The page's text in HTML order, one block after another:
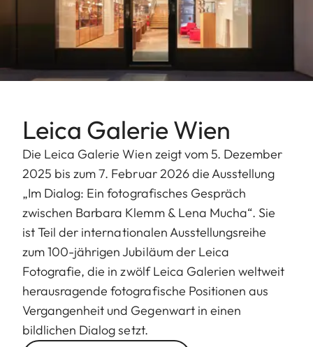
Leica Galerie Wien
Die Leica Galerie Wien zeigt vom 5. Dezember
2025 bis zum 7. Februar 2026 die Ausstellung
„Im Dialog: Ein fotografisches Gespräch
zwischen Barbara Klemm & Lena Mucha“. Sie
ist Teil der internationalen Ausstellungsreihe
zum 100-jährigen Jubiläum der Leica
Fotografie, die in zwölf Leica Galerien weltweit
herausragende fotografische Positionen aus
Vergangenheit und Gegenwart in einen
bildlichen Dialog setzt.